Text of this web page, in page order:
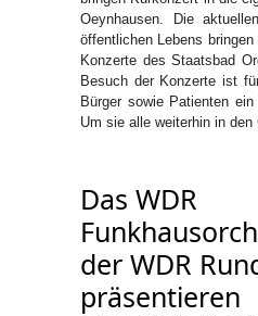
Oeynhausen. Die
öffentlichen Lebens
Konzerte des Staatsbad
Besuch der Konzerte ist
Bürger sowie Patienten ein
Um sie alle weiterhin in
Das WDR
der WDR
präsentieren